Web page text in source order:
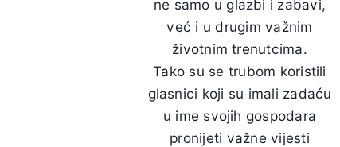
ne samo u glazbi i zabavi,
već i u drugim važnim
životnim trenutcima.
Tako su se trubom koristili
glasnici koji su imali zadaću
u ime svojih gospodara
pronijeti važne vijesti